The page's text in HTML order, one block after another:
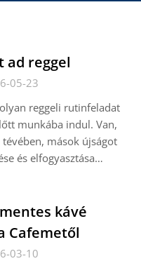
ad reggel
05-23
reggeli rutinfeladat
munkába indul. Van,
mások újságot
és elfogyasztása…
kávé
Cafemetől
03-10